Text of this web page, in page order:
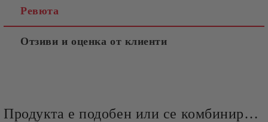
Ревюта
Отзиви и оценка от клиенти
Продукта е подобен или се комбинира добре и със следните продукти :